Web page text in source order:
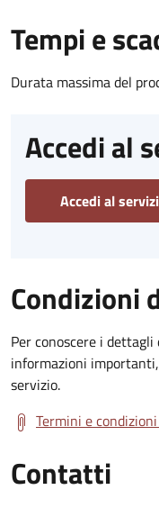
Tempi e
Durata massima del
Accedi al
Accedi al
Condizioni
Per conoscere i
informazioni
servizio.
Termini e
Contatti